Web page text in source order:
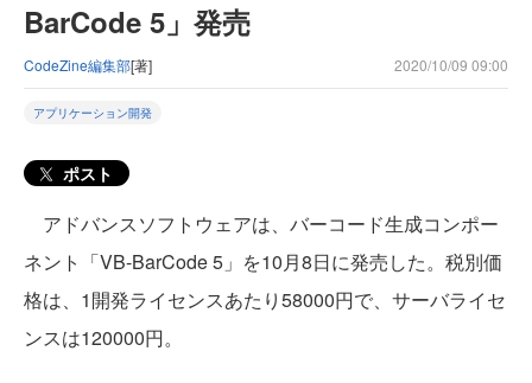
BarCode 5」発売
CodeZine編集部[著] 2020/10/09 09:00
アプリケーション開発
ポスト
アドバンスソフトウェアは、バーコード生成コンポー
ネント「VB-BarCode 5」を10月8日に発売した。税別価
格は、1開発ライセンスあたり58000円で、サーバライセ
ンスは120000円。